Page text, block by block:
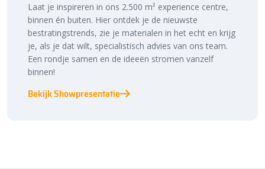
Laat je inspireren in ons 2.500 m² experience centre,
binnen én buiten. Hier ontdek je de nieuwste
bestratingstrends, zie je materialen in het echt en krijg
je, als je dat wilt, specialistisch advies van ons team.
Een rondje samen en de ideeën stromen vanzelf
binnen!
Bekijk Showpresentatie